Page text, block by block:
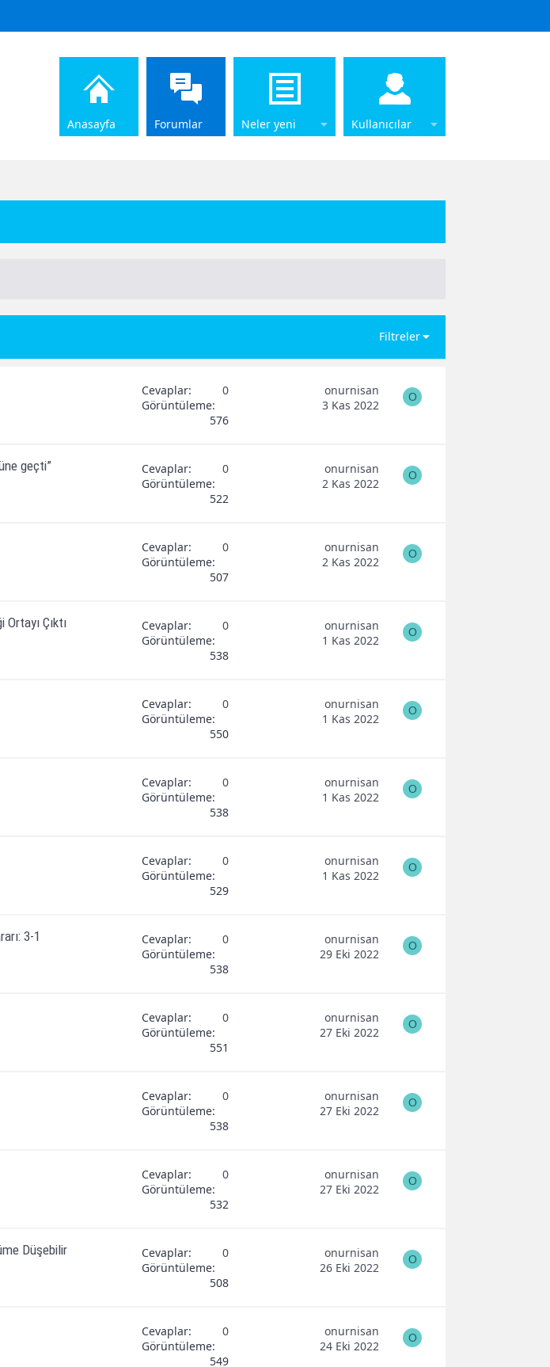
Anasayfa Forumlar Neler yeni Kullanıcılar
Filtreler
Cevaplar
0
Görüntüleme
576
onurnisan
3 Kas 2022
O
geçti” Cevaplar
0
Görüntüleme
522
onurnisan
2 Kas 2022
O
Cevaplar
0
Görüntüleme
507
onurnisan
2 Kas 2022
O
Çıktı Cevaplar
0
Görüntüleme
538
onurnisan
1 Kas 2022
O
Cevaplar
0
Görüntüleme
550
onurnisan
1 Kas 2022
O
Cevaplar
0
Görüntüleme
538
onurnisan
1 Kas 2022
O
Cevaplar
0
Görüntüleme
529
onurnisan
1 Kas 2022
O
3-1 Cevaplar
0
Görüntüleme
538
onurnisan
29 Eki 2022
O
Cevaplar
0
Görüntüleme
551
onurnisan
27 Eki 2022
O
Cevaplar
0
Görüntüleme
538
onurnisan
27 Eki 2022
O
Cevaplar
0
Görüntüleme
532
onurnisan
27 Eki 2022
O
Düşebilir Cevaplar
0
Görüntüleme
508
onurnisan
26 Eki 2022
O
Cevaplar
0
Görüntüleme
549
onurnisan
24 Eki 2022
O